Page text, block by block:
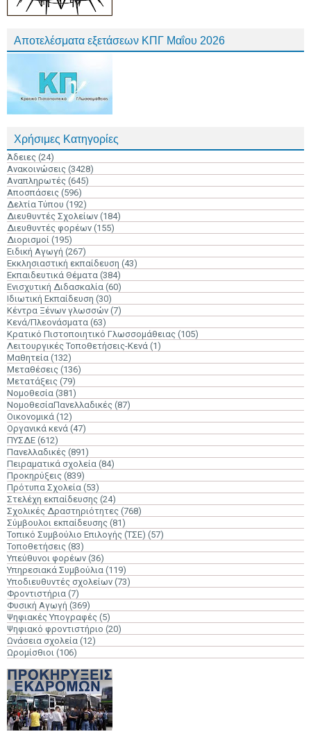
Αποτελέσματα εξετάσεων ΚΠΓ Μαΐου 2026
Χρήσιμες Κατηγορίες
Άδειες (24)
Ανακοινώσεις (3428)
Αναπληρωτές (645)
Αποσπάσεις (596)
Δελτία Τύπου (192)
Διευθυντές Σχολείων (184)
Διευθυντές φορέων (155)
Διορισμοί (195)
Ειδική Αγωγή (267)
Εκκλησιαστική εκπαίδευση (43)
Εκπαιδευτικά Θέματα (384)
Ενισχυτική Διδασκαλία (60)
Ιδιωτική Εκπαίδευση (30)
Κέντρα Ξένων γλωσσών (7)
Κενά/Πλεονάσματα (63)
Κρατικό Πιστοποιητικό Γλωσσομάθειας (105)
Λειτουργικές Τοποθετήσεις-Κενά (1)
Μαθητεία (132)
Μεταθέσεις (136)
Μετατάξεις (79)
Νομοθεσία (381)
ΝομοθεσίαΠανελλαδικές (87)
Οικονομικά (12)
Οργανικά κενά (47)
ΠΥΣΔΕ (612)
Πανελλαδικές (891)
Πειραματικά σχολεία (84)
Προκηρύξεις (839)
Πρότυπα Σχολεία (53)
Στελέχη εκπαίδευσης (24)
Σχολικές Δραστηριότητες (768)
Σύμβουλοι εκπαίδευσης (81)
Τοπικό Συμβούλιο Επιλογής (ΤΣΕ) (57)
Τοποθετήσεις (83)
Υπεύθυνοι φορέων (36)
Υπηρεσιακά Συμβούλια (119)
Υποδιευθυντές σχολείων (73)
Φροντιστήρια (7)
Φυσική Αγωγή (369)
Ψηφιακές Υπογραφές (5)
Ψηφιακό φροντιστήριο (20)
Ωνάσεια σχολεία (12)
Ωρομίσθιοι (106)